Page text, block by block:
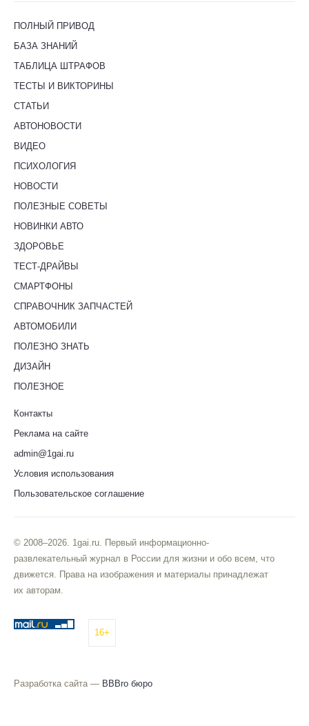
ПОЛНЫЙ ПРИВОД
БАЗА ЗНАНИЙ
ТАБЛИЦА ШТРАФОВ
ТЕСТЫ И ВИКТОРИНЫ
СТАТЬИ
АВТОНОВОСТИ
ВИДЕО
ПСИХОЛОГИЯ
НОВОСТИ
ПОЛЕЗНЫЕ СОВЕТЫ
НОВИНКИ АВТО
ЗДОРОВЬЕ
ТЕСТ-ДРАЙВЫ
СМАРТФОНЫ
СПРАВОЧНИК ЗАПЧАСТЕЙ
АВТОМОБИЛИ
ПОЛЕЗНО ЗНАТЬ
ДИЗАЙН
ПОЛЕЗНОЕ
Контакты
Реклама на сайте
admin@1gai.ru
Условия использования
Пользовательское соглашение
© 2008–2026. 1gai.ru. Первый информационно-
развлекательный журнал в России для жизни и обо всем, что
движется. Права на изображения и материалы принадлежат
их авторам.
16+
Разработка сайта — BBBro бюро